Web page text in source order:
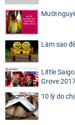
Mười
Làm sao
Little
Grove
10 lý do